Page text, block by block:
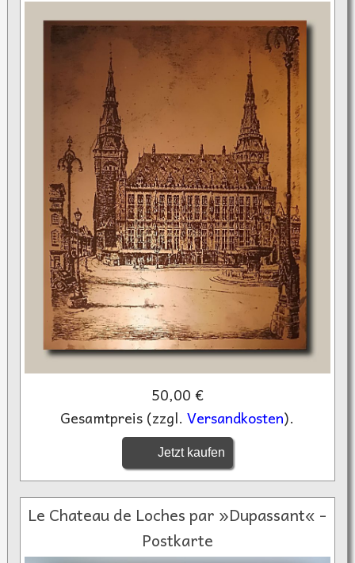
50,00 €
Gesamtpreis (zzgl.Versandkosten).
Jetzt kaufen
Le Chateau de Loches par »Dupassant« -
Postkarte